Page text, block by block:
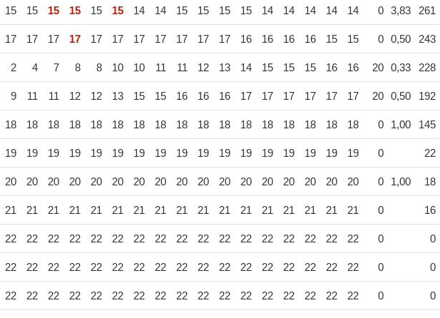
15 15 15 15 15 15 14 14 15 15 15 15 14 14 14 14 14 0 3,83 261
17 17 17 17 17 17 17 17 17 17 17 16 16 16 16 15 15 0 0,50 243
2 4 7 8 8 10 10 11 11 12 13 14 15 15 15 16 16 20 0,33 228
9 11 11 12 12 13 15 15 16 16 16 17 17 17 17 17 17 20 0,50 192
18 18 18 18 18 18 18 18 18 18 18 18 18 18 18 18 18 0 1,00 145
19 19 19 19 19 19 19 19 19 19 19 19 19 19 19 19 19 0 22
20 20 20 20 20 20 20 20 20 20 20 20 20 20 20 20 20 0 1,00 18
21 21 21 21 21 21 21 21 21 21 21 21 21 21 21 21 21 0 16
22 22 22 22 22 22 22 22 22 22 22 22 22 22 22 22 22 0 0
22 22 22 22 22 22 22 22 22 22 22 22 22 22 22 22 22 0 0
22 22 22 22 22 22 22 22 22 22 22 22 22 22 22 22 22 0 0